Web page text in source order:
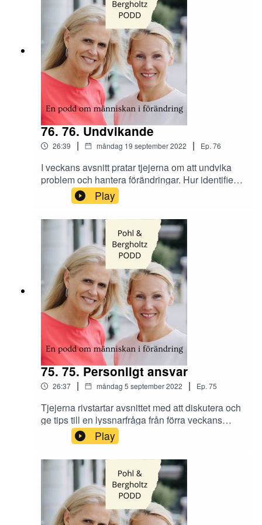
Instagram @tranahjarnan och
@insightcompetence så tar vi upp det i nästa
avsnitt!
76. 76. Undvikande
26:39 | måndag 19 september 2022 | Ep. 76
I veckans avsnitt pratar tjejerna om att undvika
problem och hantera förändringar. Hur identifierar
du problem och löser dem?Vi får även en ny
vinkel på förra veckans avsnitt från en
lyssnarfråga! Skicka era tankar och synpunkter
om avsnittet till oss på Instagram @tranahjarnan
och @insightcompetence
Play
75. 75. Personligt ansvar
26:37 | måndag 5 september 2022 | Ep. 75
Tjejerna rivstartar avsnittet med att diskutera och
ge tips till en lyssnarfråga från förra veckans
avsnitt. Blir man dömd att vara rastlös för att man
på sitt CV har bytt jobb ofta?Maria möter ofta
människor som inte känner att de har ett
personligt ansvar. Hur ska man egentligen ta
emot konstruktiv kritik och vad för slags ansvar
har man för sin egen situation?Skicka era tankar
och synpunkter om avsnittet till oss på Instagram
@tranahjarnan
Play